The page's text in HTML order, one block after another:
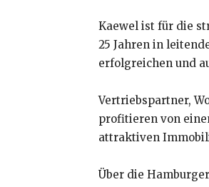
Kaewel ist für die
25 Jahren in
erfolgreichen und
Vertriebspartner,
profitieren von
attraktiven
Über die